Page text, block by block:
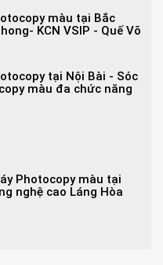
màu tại Bắc
KCN VSIP - Quế Võ
tại Nội Bài - Sóc
màu đa chức năng
Photocopy màu tại
nghệ cao Láng Hòa